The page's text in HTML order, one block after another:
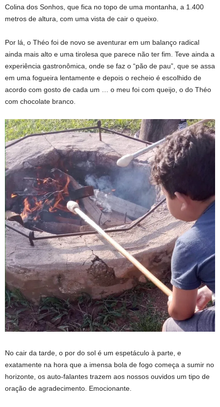
Colina dos Sonhos, que fica no topo de uma montanha, a 1.400
metros de altura, com uma vista de cair o queixo.
Por lá, o Théo foi de novo se aventurar em um balanço radical
ainda mais alto e uma tirolesa que parece não ter fim. Teve ainda a
experiência gastronômica, onde se faz o “pão de pau”, que se assa
em uma fogueira lentamente e depois o recheio é escolhido de
acordo com gosto de cada um … o meu foi com queijo, o do Théo
com chocolate branco.
No cair da tarde, o por do sol é um espetáculo à parte, e
exatamente na hora que a imensa bola de fogo começa a sumir no
horizonte, os auto-falantes trazem aos nossos ouvidos um tipo de
oração de agradecimento. Emocionante.